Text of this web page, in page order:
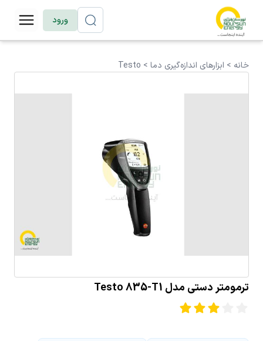
ورود
خانه > ابزارهای اندازه‌گیری دما >
Testo
ترمومتر دستی مدل Testo 835-T1